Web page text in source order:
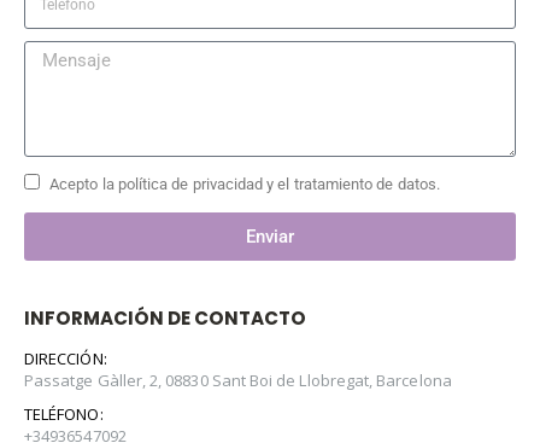
Acepto la política de privacidad y el tratamiento de datos.
Enviar
INFORMACIÓN DE CONTACTO
DIRECCIÓN:
Passatge Gàller, 2, 08830 Sant Boi de Llobregat, Barcelona
TELÉFONO:
+34936547092